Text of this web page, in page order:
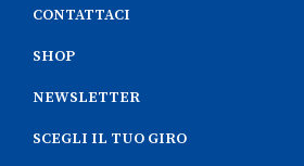
CONTATTACI
SHOP
NEWSLETTER
SCEGLI IL TUO GIRO